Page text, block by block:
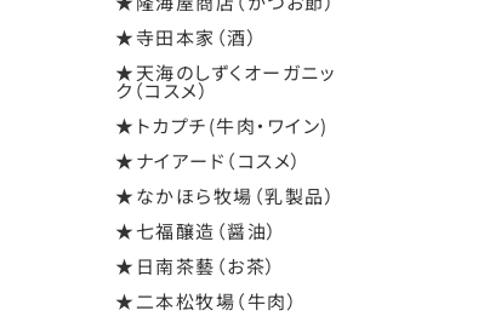
★寺田本家（酒）
★天海のしずくオーガニッ
ク（コスメ）
★トカプチ(牛肉・ワイン)
★ナイアード（コスメ）
★なかほら牧場（乳製品）
★七福醸造（醤油）
★日南茶藝（お茶）
★二本松牧場（牛肉）